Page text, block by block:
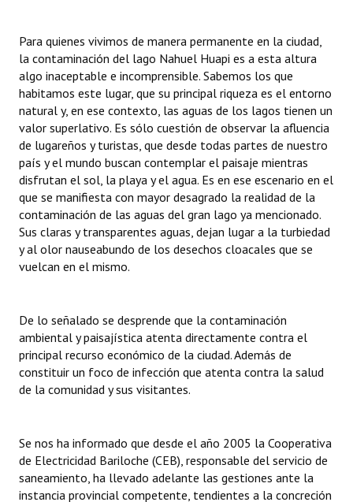
Mujeres que Dejaron Huellas - Registro
Periodistas Decanos - Registro
Ciudadano Ilustre - Registro
Banca del Vecino - Registro
Huéspedes de Honor - Registro
Antiguos Pobladores - Registro
Reconocimientos - Registro
Bariloche, Municipio intercultural
REFORMA DE LA CARTA ORGÁNICA
Para quienes vivimos de manera permanente en la ciudad,
la contaminación del lago Nahuel Huapi es a esta altura
algo inaceptable e incomprensible. Sabemos los que
habitamos este lugar, que su principal riqueza es el entorno
natural y, en ese contexto, las aguas de los lagos tienen un
valor superlativo. Es sólo cuestión de observar la afluencia
de lugareños y turistas, que desde todas partes de nuestro
país y el mundo buscan contemplar el paisaje mientras
disfrutan el sol, la playa y el agua. Es en ese escenario en el
que se manifiesta con mayor desagrado la realidad de la
contaminación de las aguas del gran lago ya mencionado.
Sus claras y transparentes aguas, dejan lugar a la turbiedad
y al olor nauseabundo de los desechos cloacales que se
vuelcan en el mismo.
De lo señalado se desprende que la contaminación
ambiental y paisajística atenta directamente contra el
principal recurso económico de la ciudad. Además de
constituir un foco de infección que atenta contra la salud
de la comunidad y sus visitantes.
Se nos ha informado que desde el año 2005 la Cooperativa
de Electricidad Bariloche (CEB), responsable del servicio de
saneamiento, ha llevado adelante las gestiones ante la
instancia provincial competente, tendientes a la concreción